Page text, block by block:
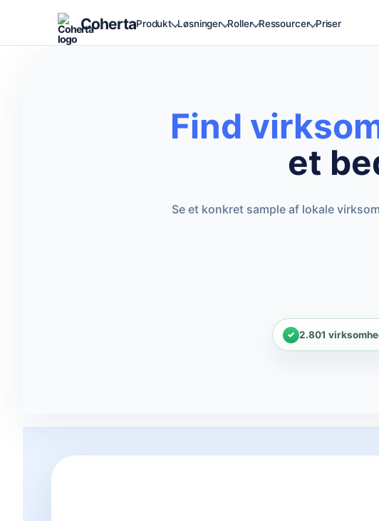
CohertaProdukt Løsninger Roller Ressourcer Priser
Find
et
Se et konkret sample af lokale
2.801